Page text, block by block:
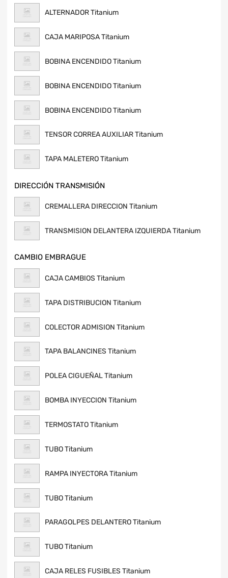
ALTERNADOR Titanium
CAJA MARIPOSA Titanium
BOBINA ENCENDIDO Titanium
BOBINA ENCENDIDO Titanium
BOBINA ENCENDIDO Titanium
TENSOR CORREA AUXILIAR Titanium
TAPA MALETERO Titanium
DIRECCIÓN TRANSMISIÓN
CREMALLERA DIRECCION Titanium
TRANSMISION DELANTERA IZQUIERDA Titanium
CAMBIO EMBRAGUE
CAJA CAMBIOS Titanium
TAPA DISTRIBUCION Titanium
COLECTOR ADMISION Titanium
TAPA BALANCINES Titanium
POLEA CIGUEÑAL Titanium
BOMBA INYECCION Titanium
TERMOSTATO Titanium
TUBO Titanium
RAMPA INYECTORA Titanium
TUBO Titanium
PARAGOLPES DELANTERO Titanium
TUBO Titanium
CAJA RELES FUSIBLES Titanium